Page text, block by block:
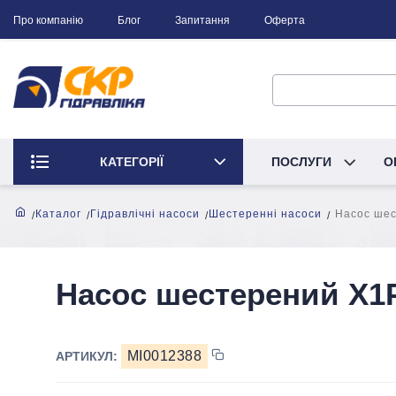
Про компанію Блог Запитання Оферта
КАТЕГОРІЇ ПОСЛУГИ
Каталог Гідравлічні насоси Шестеренні насоси Насос
Насос шестерений
АРТИКУЛ: MI0012388